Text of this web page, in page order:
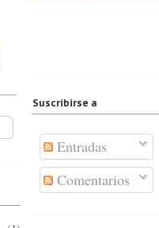
Suscribirse a
Entradas
Comentarios